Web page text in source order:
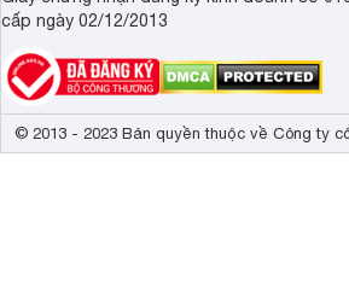
cấp ngày 02/12/2013
© 2013 - 2023 Bản quyền thuộc về Công ty